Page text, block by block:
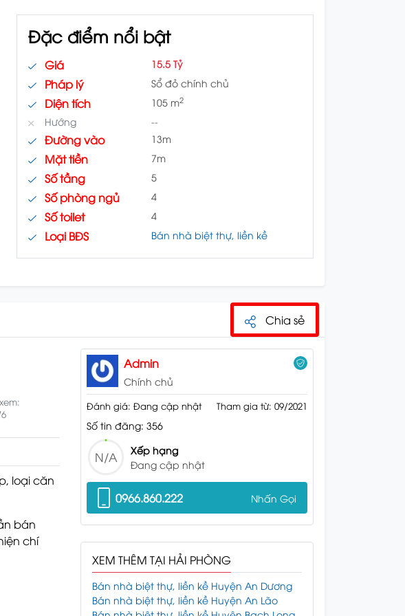
Đặc điểm nổi bật
Giá 15.5 Tỷ
Pháp lý Sổ đỏ chính chủ
Diện tích 105 m2
Hướng --
Đường vào 13m
Mặt tiền 7m
Số tầng 5
Số phòng ngủ 4
Số toilet 4
Loại BĐS Bán nhà biệt thự, liền kề
Chia sẻ
loại căn
bán
chí
Admin
Chính chủ
Đánh giá: Đang cập nhật Tham gia từ: 09/2021
Số tin đăng: 356
N/A
Xếp hạng
Đang cập nhật
0966.860.222 Nhấn Gọi
XEM THÊM TẠI HẢI PHÒNG
Bán nhà biệt thự, liền kề Huyện An Dương
Bán nhà biệt thự, liền kề Huyện An Lão